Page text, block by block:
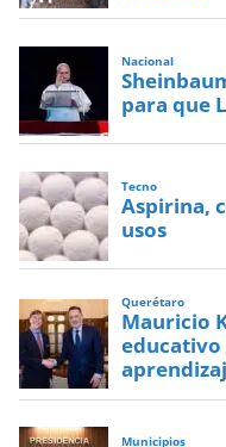
Nacional
para que
Tecno
Aspirina,
usos
Querétaro
Mauricio
educativo
Municipios